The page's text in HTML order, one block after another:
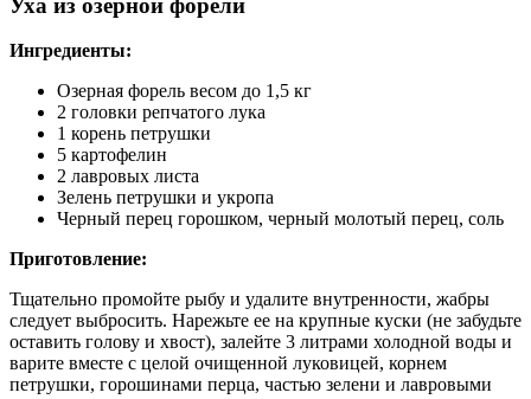
Ингредиенты:
Озерная форель весом до 1,5 кг
2 головки репчатого лука
1 корень петрушки
5 картофелин
2 лавровых листа
Зелень петрушки и укропа
Черный перец горошком, черный молотый перец, соль
Приготовление:
Тщательно промойте рыбу и удалите внутренности, жабры
следует выбросить. Нарежьте ее на крупные куски (не забудьте
оставить голову и хвост), залейте 3 литрами холодной воды и
варите вместе с целой очищенной луковицей, корнем
петрушки, горошинами перца, частью зелени и лавровыми